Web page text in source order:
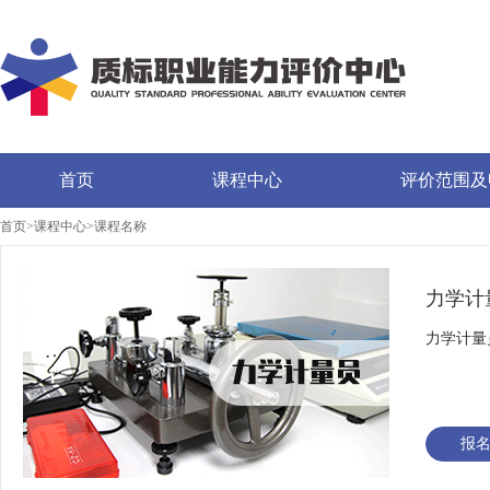
首页 课程中心 评价范围
首页>课程中心>课程名称
力学计
力学计
报